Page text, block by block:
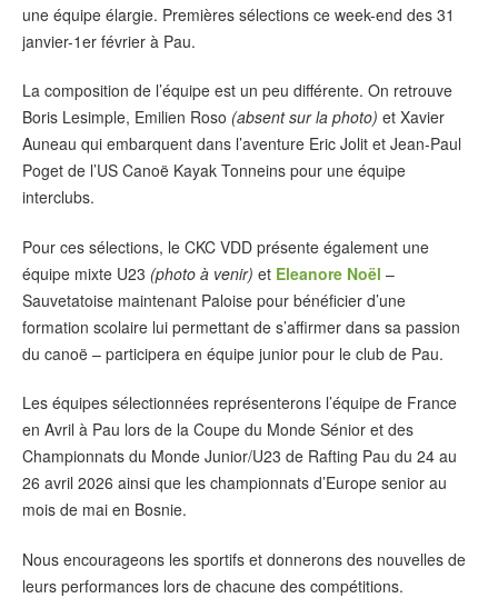
une équipe élargie. Premières sélections ce week-end des 31
janvier-1er février à Pau.
La composition de l’équipe est un peu différente. On retrouve
Boris Lesimple, Emilien Roso (absent sur la photo) et Xavier
Auneau qui embarquent dans l’aventure Eric Jolit et Jean-Paul
Poget de l’US Canoë Kayak Tonneins pour une équipe
interclubs.
Pour ces sélections, le CKC VDD présente également une
équipe mixte U23 (photo à venir) et Eleanore Noël –
Sauvetatoise maintenant Paloise pour bénéficier d’une
formation scolaire lui permettant de s’affirmer dans sa passion
du canoë – participera en équipe junior pour le club de Pau.
Les équipes sélectionnées représenterons l’équipe de France
en Avril à Pau lors de la Coupe du Monde Sénior et des
Championnats du Monde Junior/U23 de Rafting Pau du 24 au
26 avril 2026 ainsi que les championnats d’Europe senior au
mois de mai en Bosnie.
Nous encourageons les sportifs et donnerons des nouvelles de
leurs performances lors de chacune des compétitions.